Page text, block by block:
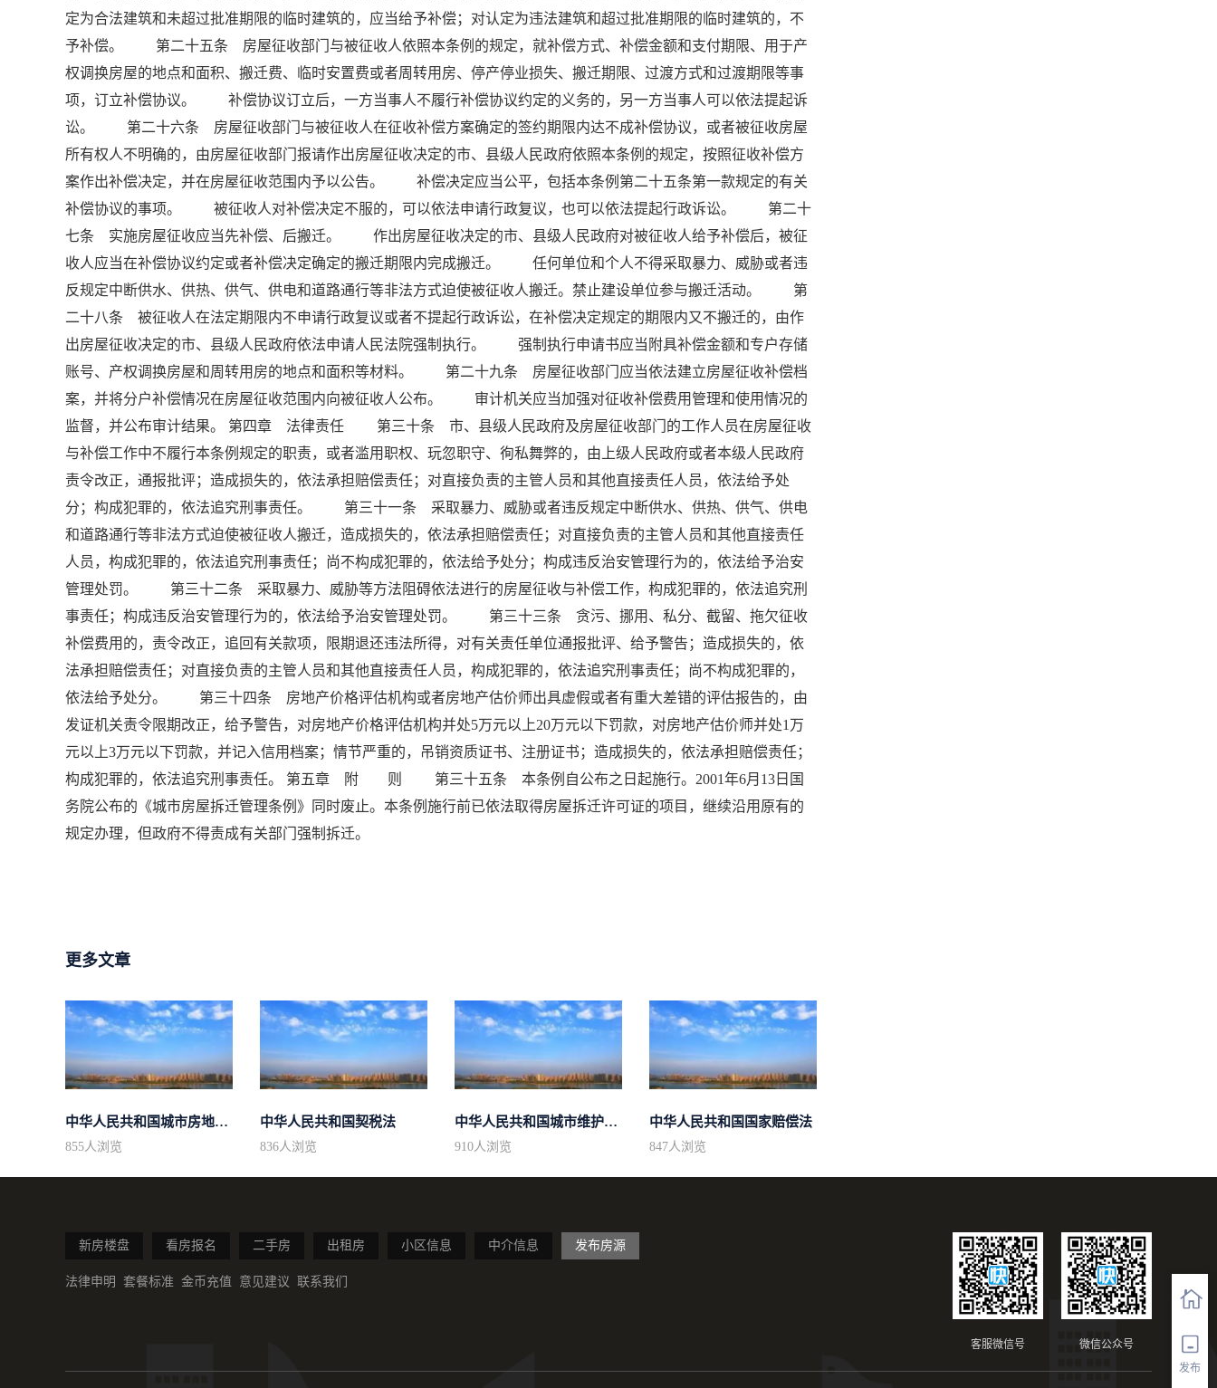
发布
定为合法建筑和未超过批准期限的临时建筑的，应当给予补偿；对认定为违法建筑和超过批准期限的临时建筑的，不
予补偿。 第二十五条 房屋征收部门与被征收人依照本条例的规定，就补偿方式、补偿金额和支付期限、用于产
权调换房屋的地点和面积、搬迁费、临时安置费或者周转用房、停产停业损失、搬迁期限、过渡方式和过渡期限等事
项，订立补偿协议。 补偿协议订立后，一方当事人不履行补偿协议约定的义务的，另一方当事人可以依法提起诉
讼。 第二十六条 房屋征收部门与被征收人在征收补偿方案确定的签约期限内达不成补偿协议，或者被征收房屋
所有权人不明确的，由房屋征收部门报请作出房屋征收决定的市、县级人民政府依照本条例的规定，按照征收补偿方
案作出补偿决定，并在房屋征收范围内予以公告。 补偿决定应当公平，包括本条例第二十五条第一款规定的有关
补偿协议的事项。 被征收人对补偿决定不服的，可以依法申请行政复议，也可以依法提起行政诉讼。 第二十
七条 实施房屋征收应当先补偿、后搬迁。 作出房屋征收决定的市、县级人民政府对被征收人给予补偿后，被征
收人应当在补偿协议约定或者补偿决定确定的搬迁期限内完成搬迁。 任何单位和个人不得采取暴力、威胁或者违
反规定中断供水、供热、供气、供电和道路通行等非法方式迫使被征收人搬迁。禁止建设单位参与搬迁活动。 第
二十八条 被征收人在法定期限内不申请行政复议或者不提起行政诉讼，在补偿决定规定的期限内又不搬迁的，由作
出房屋征收决定的市、县级人民政府依法申请人民法院强制执行。 强制执行申请书应当附具补偿金额和专户存储
账号、产权调换房屋和周转用房的地点和面积等材料。 第二十九条 房屋征收部门应当依法建立房屋征收补偿档
案，并将分户补偿情况在房屋征收范围内向被征收人公布。 审计机关应当加强对征收补偿费用管理和使用情况的
监督，并公布审计结果。 第四章 法律责任 第三十条 市、县级人民政府及房屋征收部门的工作人员在房屋征收
与补偿工作中不履行本条例规定的职责，或者滥用职权、玩忽职守、徇私舞弊的，由上级人民政府或者本级人民政府
责令改正，通报批评；造成损失的，依法承担赔偿责任；对直接负责的主管人员和其他直接责任人员，依法给予处
分；构成犯罪的，依法追究刑事责任。 第三十一条 采取暴力、威胁或者违反规定中断供水、供热、供气、供电
和道路通行等非法方式迫使被征收人搬迁，造成损失的，依法承担赔偿责任；对直接负责的主管人员和其他直接责任
人员，构成犯罪的，依法追究刑事责任；尚不构成犯罪的，依法给予处分；构成违反治安管理行为的，依法给予治安
管理处罚。 第三十二条 采取暴力、威胁等方法阻碍依法进行的房屋征收与补偿工作，构成犯罪的，依法追究刑
事责任；构成违反治安管理行为的，依法给予治安管理处罚。 第三十三条 贪污、挪用、私分、截留、拖欠征收
补偿费用的，责令改正，追回有关款项，限期退还违法所得，对有关责任单位通报批评、给予警告；造成损失的，依
法承担赔偿责任；对直接负责的主管人员和其他直接责任人员，构成犯罪的，依法追究刑事责任；尚不构成犯罪的，
依法给予处分。 第三十四条 房地产价格评估机构或者房地产估价师出具虚假或者有重大差错的评估报告的，由
发证机关责令限期改正，给予警告，对房地产价格评估机构并处5万元以上20万元以下罚款，对房地产估价师并处1万
元以上3万元以下罚款，并记入信用档案；情节严重的，吊销资质证书、注册证书；造成损失的，依法承担赔偿责任；
构成犯罪的，依法追究刑事责任。 第五章 附 则 第三十五条 本条例自公布之日起施行。2001年6月13日国
务院公布的《城市房屋拆迁管理条例》同时废止。本条例施行前已依法取得房屋拆迁许可证的项目，继续沿用原有的
规定办理，但政府不得责成有关部门强制拆迁。
更多文章
中华人民共和国城市房地产管理法
855人浏览
中华人民共和国契税法
836人浏览
中华人民共和国城市维护建设税法
910人浏览
中华人民共和国国家赔偿法
847人浏览
新房楼盘 看房报名 二手房 出租房 小区信息 中介信息 发布房源
法律申明 套餐标准 金币充值 意见建议 联系我们
微信公众号
客服微信号